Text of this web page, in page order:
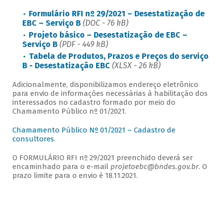
Formulário RFI nº 29/2021 – Desestatização de
EBC – Serviço B (DOC - 76 kB)
Projeto básico – Desestatização de EBC –
Serviço B (PDF - 449 kB)
Tabela de Produtos, Prazos e Preços do serviço
B - Desestatização EBC (XLSX - 26 kB)
Adicionalmente, disponibilizamos endereço eletrônico
para envio de informações necessárias à habilitação dos
interessados no cadastro formado por meio do
Chamamento Público nº 01/2021.
Chamamento Público Nº 01/2021 – Cadastro de
consultores.
O FORMULÁRIO RFI nº 29/2021 preenchido deverá ser
encaminhado para o e-mail projetoebc@bndes.gov.br. O
prazo limite para o envio é 18.11.2021.